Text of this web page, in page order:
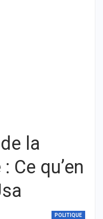
la
Ce qu’en
POLITIQUE